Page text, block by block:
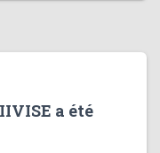
a été